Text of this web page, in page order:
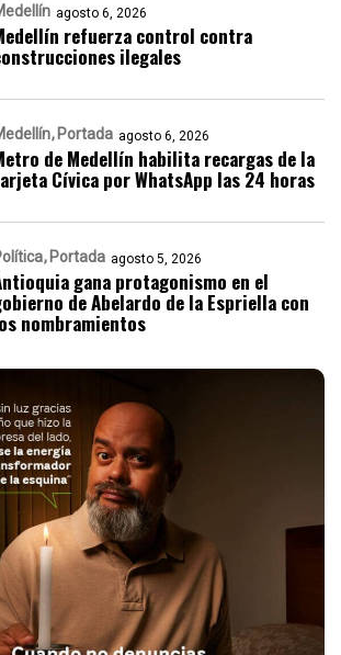
agosto 6, 2026
refuerza control contra
ilegales
Portada agosto 6, 2026
de Medellín habilita recargas de la
Cívica por WhatsApp las 24 horas
Portada agosto 5, 2026
gana protagonismo en el
de Abelardo de la Espriella con
nombramientos